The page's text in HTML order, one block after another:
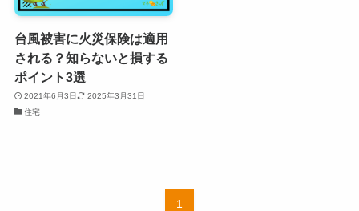
台風被害に火災保険は適用
される？知らないと損する
ポイント3選
2021年6月3日
2025年3月31日
住宅
1